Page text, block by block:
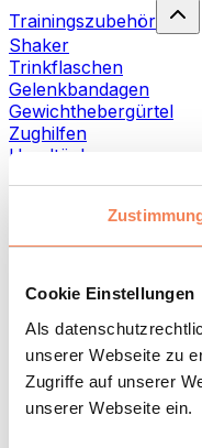
Cookie Einstellungen
Als
unserer Webseite zu
Zugriffe auf unserer
unserer Webseite ein.
Trainingszubehör
Shaker
Trinkflaschen
Gelenkbandagen
Gewichthebergürtel
Zughilfen
Handtücher
Faszien- und
Weitere
Taschen & Rucksäcke
Essenstaschen und
Sporttaschen